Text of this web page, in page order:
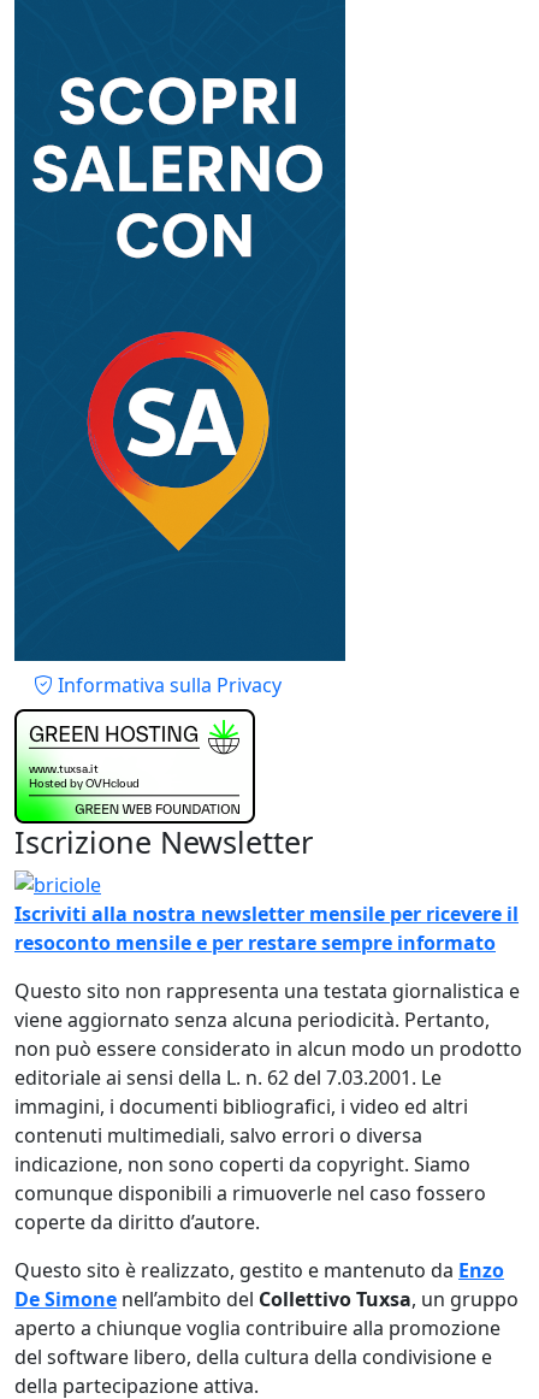
Piè di pagina
Informativa sulla Privacy
Iscrizione Newsletter
Immagine
Iscriviti alla nostra newsletter mensile per ricevere il
resoconto mensile e per restare sempre informato
Questo sito non rappresenta una testata giornalistica e
viene aggiornato senza alcuna periodicità. Pertanto,
non può essere considerato in alcun modo un prodotto
editoriale ai sensi della L. n. 62 del 7.03.2001. Le
immagini, i documenti bibliografici, i video ed altri
contenuti multimediali, salvo errori o diversa
indicazione, non sono coperti da copyright. Siamo
comunque disponibili a rimuoverle nel caso fossero
coperte da diritto d’autore.
Questo sito è realizzato, gestito e mantenuto da Enzo
De Simone nell’ambito del Collettivo Tuxsa, un gruppo
aperto a chiunque voglia contribuire alla promozione
del software libero, della cultura della condivisione e
della partecipazione attiva.